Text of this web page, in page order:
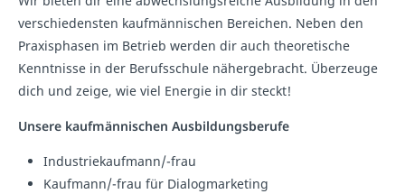
verschiedensten kaufmännischen Bereichen. Neben den
Praxisphasen im Betrieb werden dir auch theoretische
Kenntnisse in der Berufsschule nähergebracht. Überzeuge
dich und zeige, wie viel Energie in dir steckt!
Unsere kaufmännischen Ausbildungsberufe
Industriekaufmann/-frau
Kaufmann/-frau für Dialogmarketing